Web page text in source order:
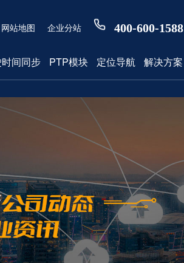
网站地图 企业分站 400-600-1588
间同步 PTP模块 定位导航 解决方案